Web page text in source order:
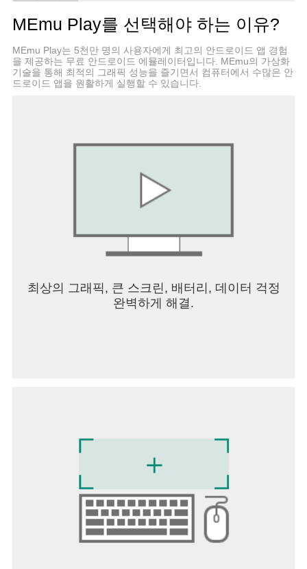
있으며, 동의하지 않아도 해당 기능 외 서비스 이용
----
개발자 연락처 :
(주)섹타나인 대한민국 13220 경기도 성남시
MEmu Play를 선택해야 하는 이유?
MEmu Play는 5천만 명의 사용자에게 최고의 안드로이드 앱 경험
을 제공하는 무료 안드로이드 에뮬레이터입니다. MEmu의 가상화
기술을 통해 최적의 그래픽 성능을 즐기면서 컴퓨터에서 수많은 안
드로이드 앱을 원활하게 실행할 수 있습니다.
최상의 그래픽, 큰 스크린, 배터리, 데이터 걱정
완벽하게 해결.